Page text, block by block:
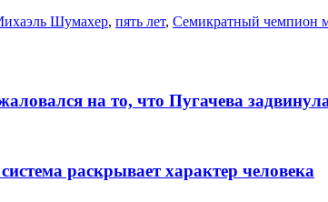
Шумахер, пять лет, Семикратный чемпион
на то, что Пугачева
раскрывает характер человека